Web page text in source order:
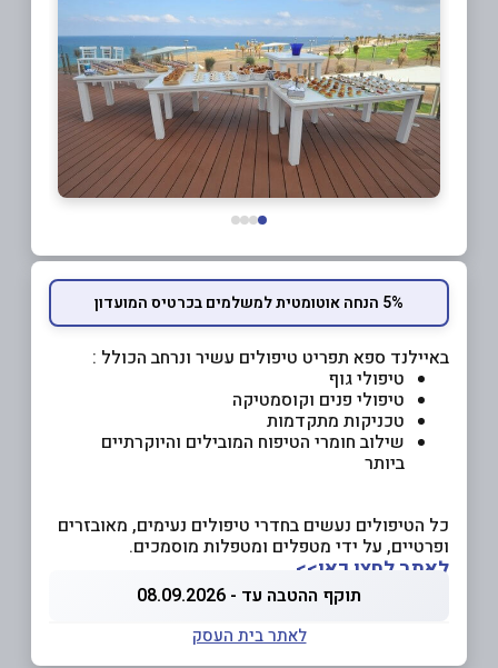
5% הנחה אוטומטית למשלמים בכרטיס המועדון
באיילנד ספא תפריט טיפולים עשיר ונרחב הכולל :
טיפולי גוף
טיפולי פנים וקוסמטיקה
טכניקות מתקדמות
שילוב חומרי הטיפוח המובילים והיוקרתיים
ביותר
כל הטיפולים נעשים בחדרי טיפולים נעימים, מאובזרים
ופרטיים, על ידי מטפלים ומטפלות מוסמכים.
לאתר לחצו כאן>>
תוקף ההטבה עד - 08.09.2026
לאתר בית העסק